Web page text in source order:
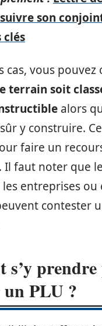
son
cas, vous
terrain soit
alors
y construire.
faire un
Il faut noter que
entreprises ou
contester
s’y
PLU ?